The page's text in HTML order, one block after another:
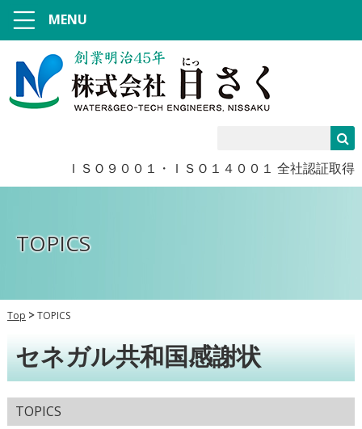
ＩＳＯ９００１・ＩＳＯ１４００１ 全社認証取得
MENU
TOPICS
Top TOPICS
セネガル共和国感謝状
TOPICS